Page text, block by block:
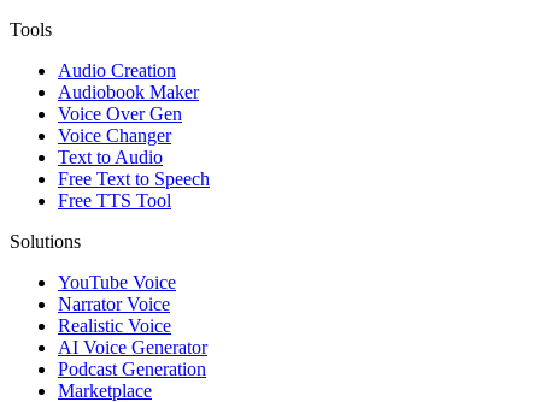
Tools
Audio Creation
Audiobook Maker
Voice Over Gen
Voice Changer
Text to Audio
Free Text to Speech
Free TTS Tool
Solutions
YouTube Voice
Narrator Voice
Realistic Voice
AI Voice Generator
Podcast Generation
Marketplace